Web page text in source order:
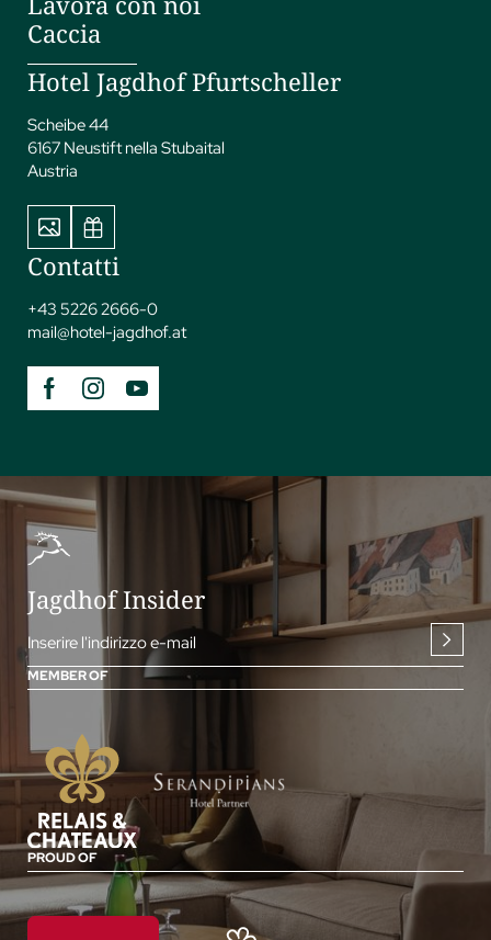
Caccia
Hotel Jagdhof Pfurtscheller
Scheibe 44
6167 Neustift nella Stubaital
Austria
Contatti
+43 5226 2666-0
mail@hotel-jagdhof.at
Jagdhof Insider
Inserire l'indirizzo e-mail
MEMBER OF
PROUD OF